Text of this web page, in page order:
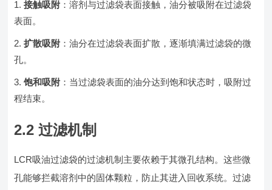
接触吸附 ：溶剂与过滤袋表面接触，油分被吸附在过滤袋
表面。
扩散吸附 ：油分在过滤袋表面扩散，逐渐填满过滤袋的微
孔。
饱和吸附 ：当过滤袋表面的油分达到饱和状态时，吸附过
程结束。
2.2 过滤机制
LCR吸油过滤袋的过滤机制主要依赖于其微孔结构。这些微
孔能够拦截溶剂中的固体颗粒，防止其进入回收系统。过滤